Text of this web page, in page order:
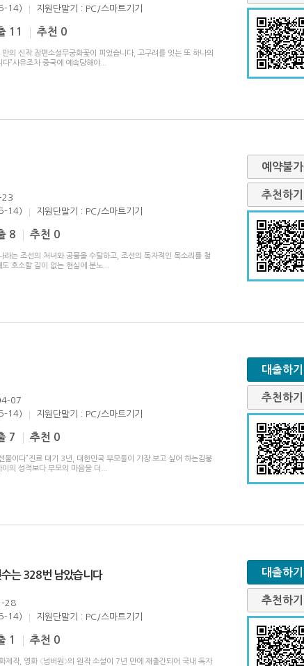
14)
지원단말기 : PC/스마트기기
11 추천 0
의 신작 장편소설무궁화꽃이 피었습니다, 고구려를 잇는 또 하나의
”사유조차 중국에 예속당해야
23
14)
지원단말기 : PC/스마트기기
8 추천 0
는 조선의 처녀와 공물을 수탈하고, 조선의 독자적인 목소리를 철
호소할 길이 없는 현실에 분노
예약불가
추천하기
07
14)
지원단말기 : PC/스마트기기
7 추천 0
물이다”진료 대기 3년, 대한민국 부모들이 가장 보고 싶어 하는김붕
의 성적보다 부모의 마음을 더
대출하기
추천하기
는 328번 남았습니다
28
14)
지원단말기 : PC/스마트기기
1 추천 0
작, 영화 〈넘버원〉의 원작 소설이 7년 만에 재출간되어 국내 독자
대출하기
추천하기